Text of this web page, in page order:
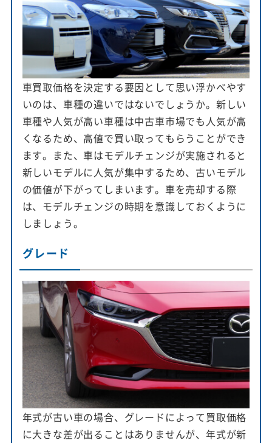
車買取価格を決定する要因として思い浮かべやす
いのは、車種の違いではないでしょうか。新しい
車種や人気が高い車種は中古車市場でも人気が高
くなるため、高値で買い取ってもらうことができ
ます。また、車はモデルチェンジが実施されると
新しいモデルに人気が集中するため、古いモデル
の価値が下がってしまいます。車を売却する際
は、モデルチェンジの時期を意識しておくように
しましょう。
グレード
年式が古い車の場合、グレードによって買取価格
に大きな差が出ることはありませんが、年式が新